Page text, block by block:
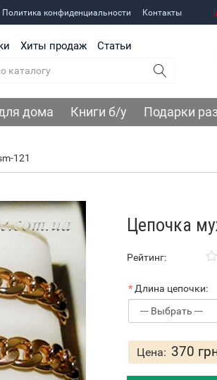
Политика конфиденциальности Контакты
Хиты продаж Статьи
дома Книги б/у Подарки
121
Цепочка
Рейтинг:
Длина цепочки:
Цена: 370